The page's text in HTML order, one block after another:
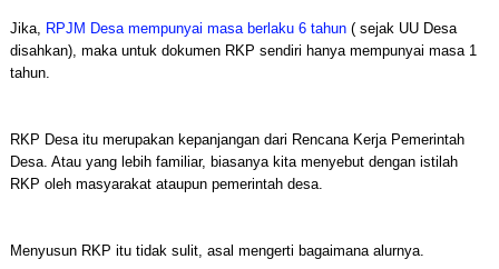
Jika, RPJM Desa mempunyai masa berlaku 6 tahun( sejak UU Desa
disahkan), maka untuk dokumen RKP sendiri hanya mempunyai masa 1
tahun.
RKP Desa itu merupakan kepanjangan dari Rencana Kerja Pemerintah
Desa. Atau yang lebih familiar, biasanya kita menyebut dengan istilah
RKP oleh masyarakat ataupun pemerintah desa.
Menyusun RKP itu tidak sulit, asal mengerti bagaimana alurnya.